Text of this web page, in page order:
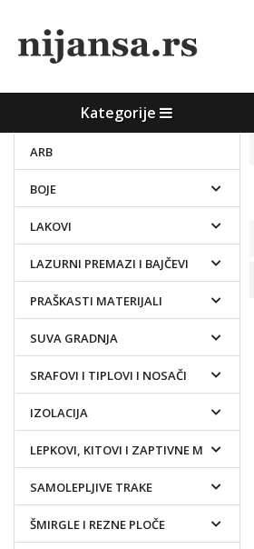
Kategorije
Kategorije
ARB
BOJE
LAKOVI
LAZURNI PREMAZI I BAJČEVI
PRAŠKASTI MATERIJALI
SUVA GRADNJA
SRAFOVI I TIPLOVI I NOSAČI
IZOLACIJA
LEPKOVI, KITOVI I ZAPTIVNE MASE
SAMOLEPLJIVE TRAKE
ŠMIRGLE I REZNE PLOČE